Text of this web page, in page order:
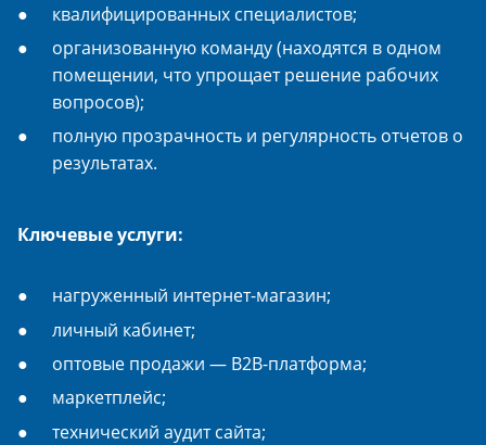
квалифицированных специалистов;
организованную команду (находятся в одном
помещении, что упрощает решение рабочих
вопросов);
полную прозрачность и регулярность отчетов о
результатах.
Ключевые услуги:
нагруженный интернет-магазин;
личный кабинет;
оптовые продажи — B2B-платформа;
маркетплейс;
технический аудит сайта;